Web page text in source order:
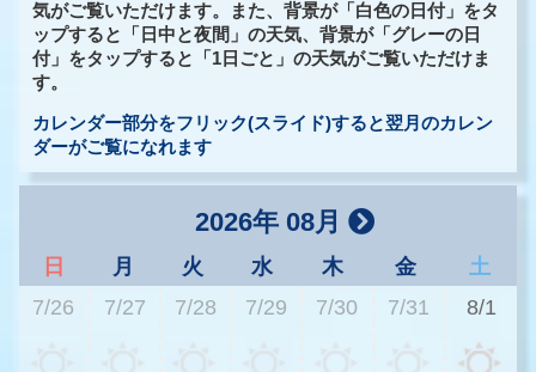
気がご覧いただけます。また、背景が「白色の日付」をタ
ップすると「日中と夜間」の天気、背景が「グレーの日
付」をタップすると「1日ごと」の天気がご覧いただけま
す。
カレンダー部分をフリック(スライド)すると翌月のカレン
ダーがご覧になれます
2026年 08月
日 月 火 水 木 金
土
7/26
7/27 7/28 7/29 7/30 7/31 8/1